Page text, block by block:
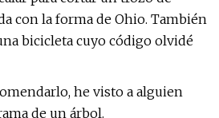
con la forma de Ohio. También
bicicleta cuyo código olvidé
he visto a alguien
de un árbol.